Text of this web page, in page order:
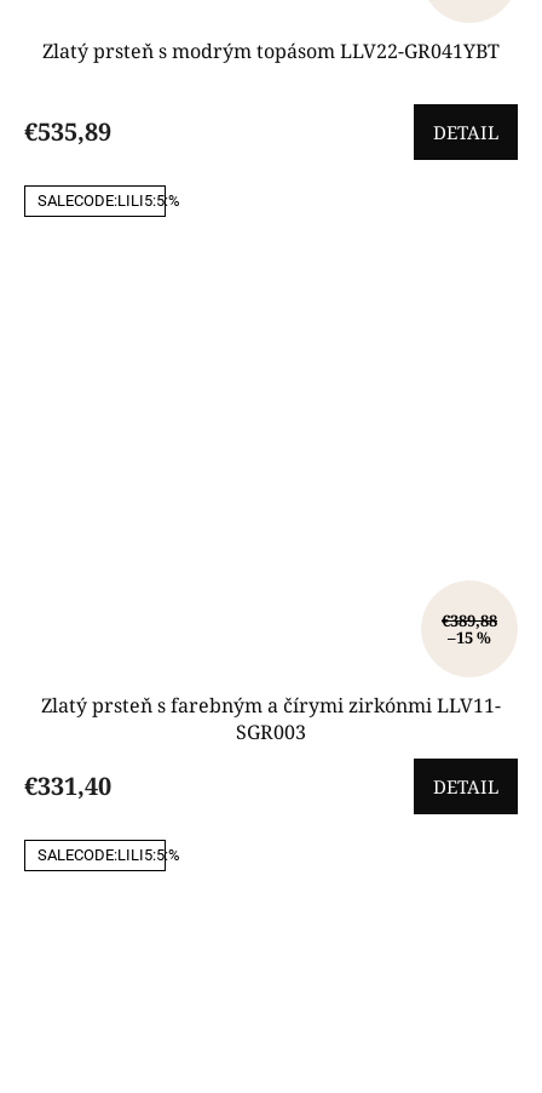
Zlatý prsteň s modrým topásom LLV22-GR041YBT
€535,89 DETAIL
SALECODE:LILI5:5:%
€389,88
–15 %
Zlatý prsteň s farebným a čírymi zirkónmi LLV11-
SGR003
€331,40 DETAIL
SALECODE:LILI5:5:%